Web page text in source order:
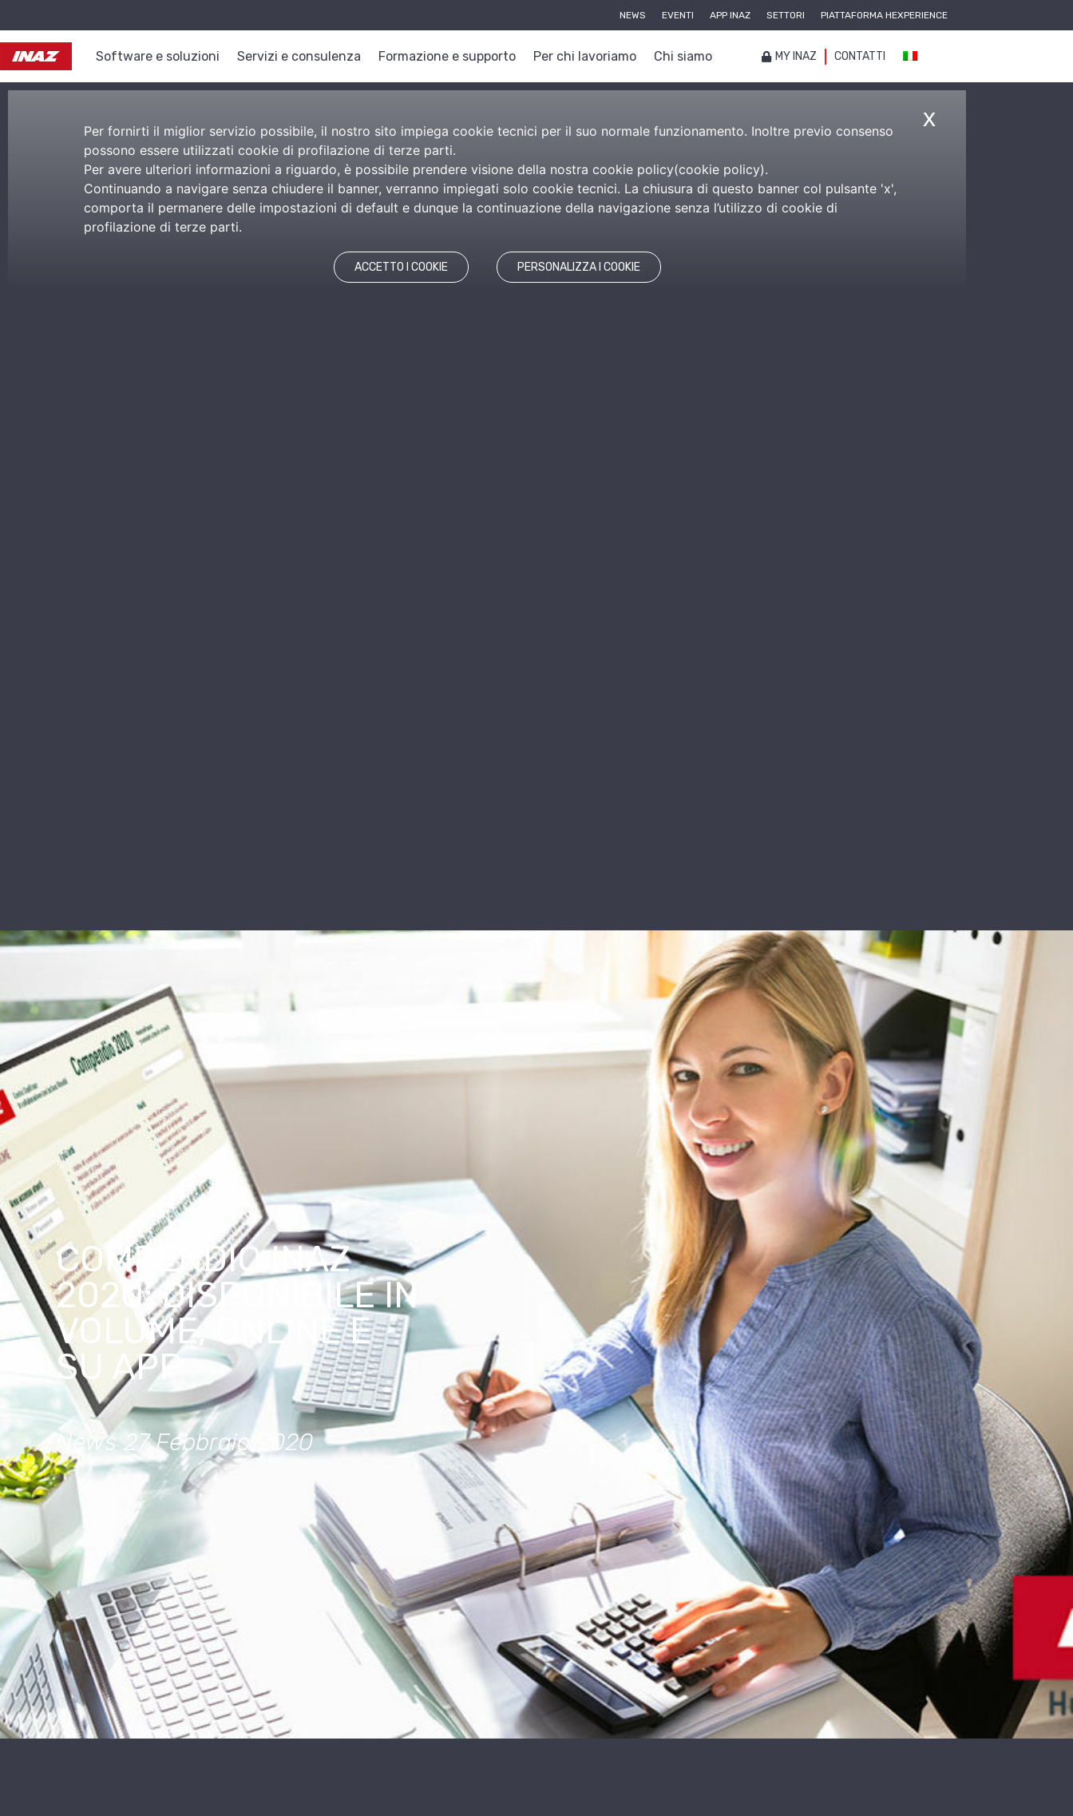
NEWS EVENTI APP INAZ SETTORI PIATTAFORMA HEXPERIENCE
Software e soluzioni Servizi e consulenza Formazione e supporto Per chi lavoriamo Chi siamo MY INAZ CONTATTI
x
Per fornirti il miglior servizio possibile, il nostro sito impiega cookie tecnici per il suo normale funzionamento. Inoltre previo consenso
possono essere utilizzati cookie di profilazione di terze parti.
Per avere ulteriori informazioni a riguardo, è possibile prendere visione della nostra cookie policy(cookie policy).
Continuando a navigare senza chiudere il banner, verranno impiegati solo cookie tecnici. La chiusura di questo banner col pulsante 'x',
comporta il permanere delle impostazioni di default e dunque la continuazione della navigazione senza l’utilizzo di cookie di
profilazione di terze parti.
ACCETTO I COOKIE PERSONALIZZA I COOKIE
COMPENDIO INAZ
2020: DISPONIBILE IN
VOLUME, ONLINE E
SU APP
News 27 Febbraio 2020